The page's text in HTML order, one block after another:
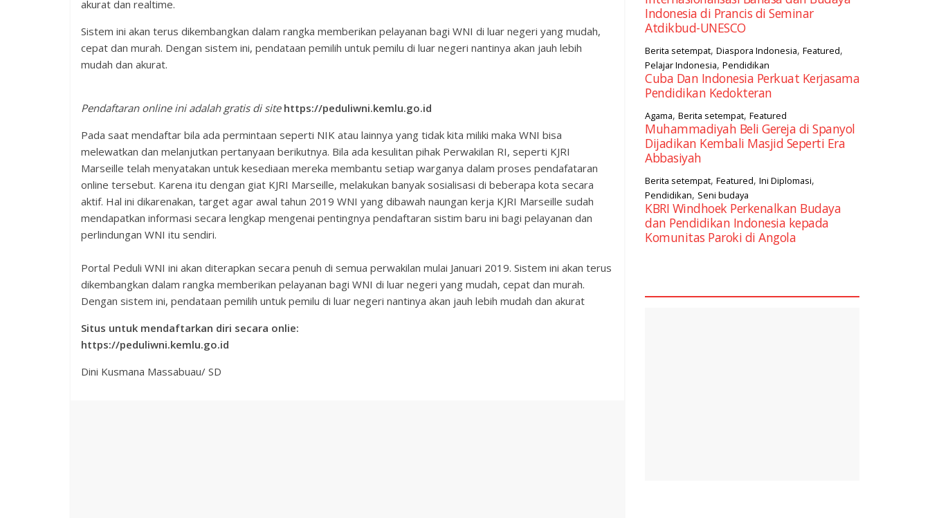
akurat dan realtime.
Sistem ini akan terus dikembangkan dalam rangka memberikan pelayanan bagi WNI di luar negeri yang mudah,
cepat dan murah. Dengan sistem ini, pendataan pemilih untuk pemilu di luar negeri nantinya akan jauh lebih
mudah dan akurat.
Pendaftaran online ini adalah gratis di site https://peduliwni.kemlu.go.id
Pada saat mendaftar bila ada permintaan seperti NIK atau lainnya yang tidak kita miliki maka WNI bisa
melewatkan dan melanjutkan pertanyaan berikutnya. Bila ada kesulitan pihak Perwakilan RI, seperti KJRI
Marseille telah menyatakan untuk kesediaan mereka membantu setiap warganya dalam proses pendafataran
online tersebut. Karena itu dengan giat KJRI Marseille, melakukan banyak sosialisasi di beberapa kota secara
aktif. Hal ini dikarenakan, target agar awal tahun 2019 WNI yang dibawah naungan kerja KJRI Marseille sudah
mendapatkan informasi secara lengkap mengenai pentingnya pendaftaran sistim baru ini bagi pelayanan dan
perlindungan WNI itu sendiri.
Portal Peduli WNI ini akan diterapkan secara penuh di semua perwakilan mulai Januari 2019. Sistem ini akan terus
dikembangkan dalam rangka memberikan pelayanan bagi WNI di luar negeri yang mudah, cepat dan murah.
Dengan sistem ini, pendataan pemilih untuk pemilu di luar negeri nantinya akan jauh lebih mudah dan akurat
Situs untuk mendaftarkan diri secara onlie:
https://peduliwni.kemlu.go.id
Dini Kusmana Massabuau/ SD
Indonesia di Prancis di Seminar
Atdikbud-UNESCO
Berita setempat, Diaspora Indonesia, Featured,
Pelajar Indonesia, Pendidikan
Cuba Dan Indonesia Perkuat Kerjasama
Pendidikan Kedokteran
Agama, Berita setempat, Featured
Muhammadiyah Beli Gereja di Spanyol
Dijadikan Kembali Masjid Seperti Era
Abbasiyah
Berita setempat, Featured, Ini Diplomasi,
Pendidikan, Seni budaya
KBRI Windhoek Perkenalkan Budaya
dan Pendidikan Indonesia kepada
Komunitas Paroki di Angola